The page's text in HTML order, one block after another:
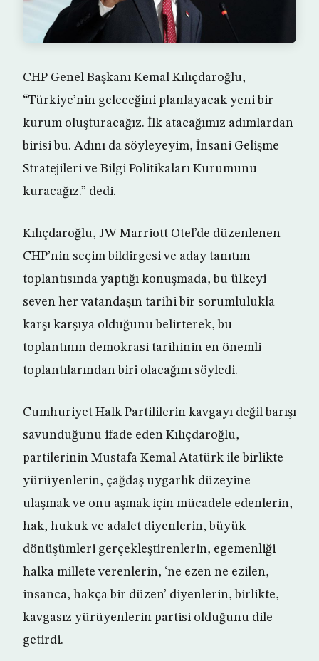
CHP Genel Başkanı Kemal Kılıçdaroğlu,
“Türkiye’nin geleceğini planlayacak yeni bir
kurum oluşturacağız. İlk atacağımız adımlardan
birisi bu. Adını da söyleyeyim, İnsani Gelişme
Stratejileri ve Bilgi Politikaları Kurumunu
kuracağız.” dedi.
Kılıçdaroğlu, JW Marriott Otel’de düzenlenen
CHP’nin seçim bildirgesi ve aday tanıtım
toplantısında yaptığı konuşmada, bu ülkeyi
seven her vatandaşın tarihi bir sorumlulukla
karşı karşıya olduğunu belirterek, bu
toplantının demokrasi tarihinin en önemli
toplantılarından biri olacağını söyledi.
Cumhuriyet Halk Partililerin kavgayı değil barışı
savunduğunu ifade eden Kılıçdaroğlu,
partilerinin Mustafa Kemal Atatürk ile birlikte
yürüyenlerin, çağdaş uygarlık düzeyine
ulaşmak ve onu aşmak için mücadele edenlerin,
hak, hukuk ve adalet diyenlerin, büyük
dönüşümleri gerçekleştirenlerin, egemenliği
halka millete verenlerin, ‘ne ezen ne ezilen,
insanca, hakça bir düzen’ diyenlerin, birlikte,
kavgasız yürüyenlerin partisi olduğunu dile
getirdi.